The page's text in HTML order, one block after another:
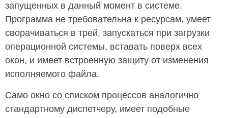
запущенных в данный момент в системе.
Программа не требовательна к ресурсам, умеет
сворачиваться в трей, запускаться при загрузки
операционной системы, вставать поверх всех
окон, и имеет встроенную защиту от изменения
исполняемого файла.
Само окно со списком процессов аналогично
стандартному диспетчеру, имеет подобные